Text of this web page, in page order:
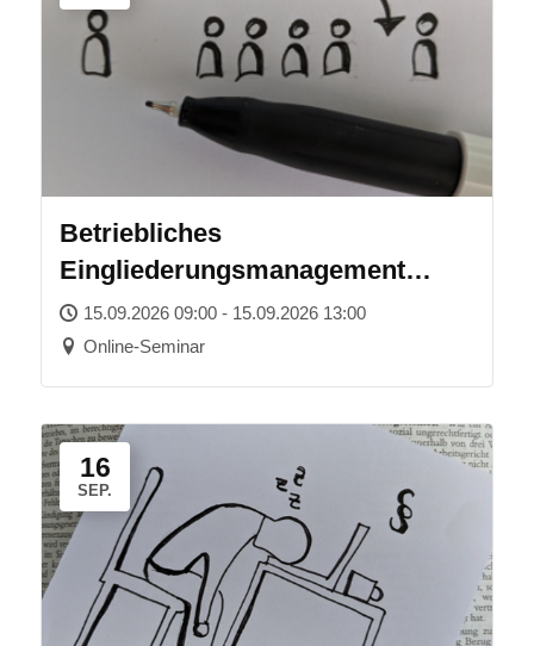
Betriebliches
Eingliederungsmanagement
(BEM)
15.09.2026 09:00 - 15.09.2026 13:00
Online-Seminar
16
SEP.